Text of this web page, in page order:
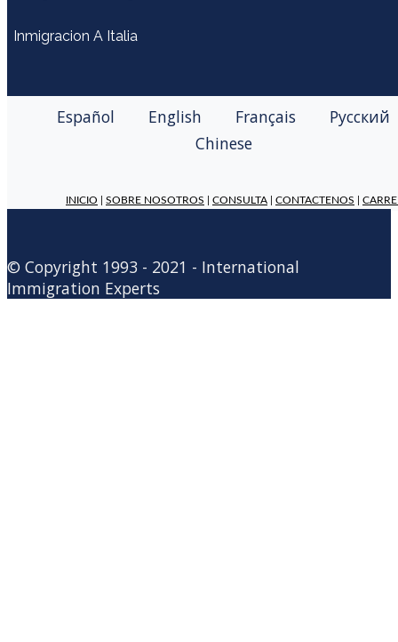
Inmigracion A Italia
Español English Français
Русский
Chinese
INICIO SOBRE NOSOTROS CONSULTA CONTACTENOS
© Copyright 1993 - 2021 - International
Immigration Experts